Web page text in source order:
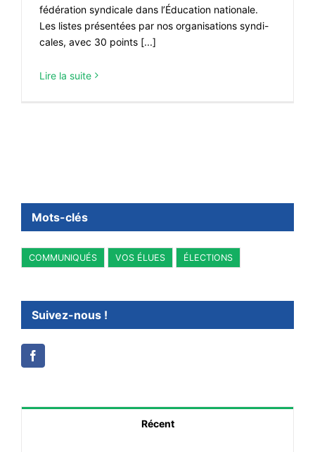
fédération syndicale dans l’Éducation nationale.
Les listes présentées par nos organisations syndi-
cales, avec 30 points [...]
Lire la suite
Mots-clés
COMMUNIQUÉS VOS ÉLUES ÉLECTIONS
Suivez-nous !
Récent